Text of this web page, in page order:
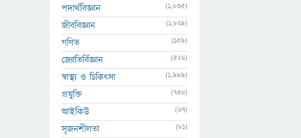
পদার্থবিজ্ঞান (1,035)
জীববিজ্ঞান (1,829)
গণিত (159)
জ্যোতির্বিজ্ঞান (526)
স্বাস্থ্য ও চিকিৎসা (1,989)
প্রযুক্তি (736)
আইকিউ (67)
সৃজনশীলতা (81)